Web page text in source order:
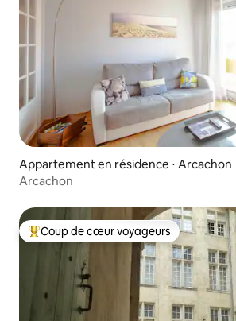
Appartement en résidence ⋅ Arcachon
Arcachon
Coups de cœur voyageurs les plus
Coup de cœur voyageurs